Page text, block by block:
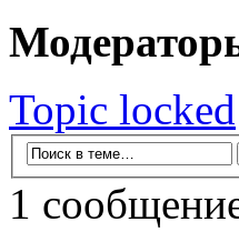
Topic locked
1